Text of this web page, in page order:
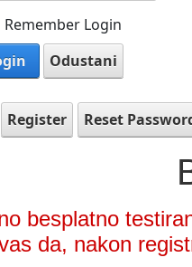
Remember Login
Odustani
Register Reset
besplatno
da, nakon